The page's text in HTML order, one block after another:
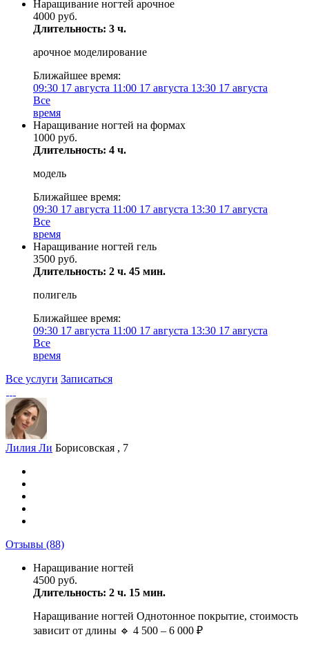
Наращивание ногтей арочное
4000 руб.
Длительность: 3 ч.
арочное моделирование
Ближайшее время:
09:30 17 августа 11:00 17 августа 13:30 17 августа
Все
время
Наращивание ногтей на формах
1000 руб.
Длительность: 4 ч.
модель
Ближайшее время:
09:30 17 августа 11:00 17 августа 13:30 17 августа
Все
время
Наращивание ногтей гель
3500 руб.
Длительность: 2 ч. 45 мин.
полигель
Ближайшее время:
09:30 17 августа 11:00 17 августа 13:30 17 августа
Все
время
Все услуги Записаться
Лилия Ли Борисовская , 7
Отзывы (88)
Наращивание ногтей
4500 руб.
Длительность: 2 ч. 15 мин.
Наращивание ногтей Однотонное покрытие, стоимость
зависит от длины 🔹 4 500 – 6 000 ₽